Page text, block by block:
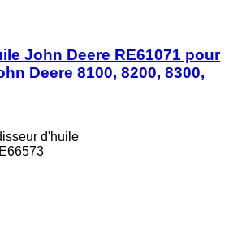
John Deere RE61071 pour
Deere 8100, 8200, 8300,
d'huile